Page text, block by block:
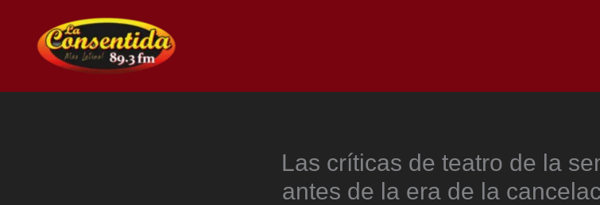
contenido
Las críticas de teatro de la
antes de la era de la